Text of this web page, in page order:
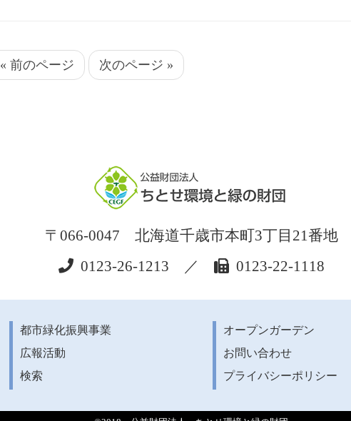
« 前のページ 次のページ »
〒066-0047 北海道千歳市本町3丁目21番地
0123-26-1213 ／
0123-22-1118
都市緑化振興事業
オープンガーデン
広報活動
お問い合わせ
検索 プライバシーポリシー